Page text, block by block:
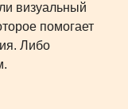
визуальный
помогает
Либо